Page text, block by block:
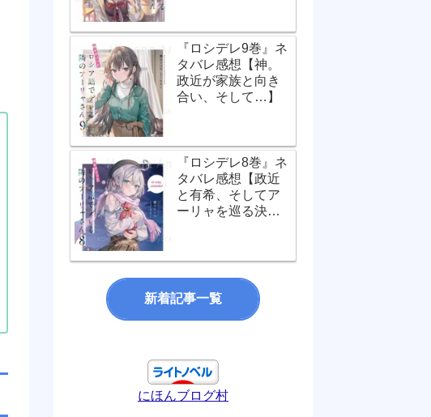
『ロシデレ9巻』ネ
タバレ感想【神。
政近が家族と向き
合い、そして…】
『ロシデレ8巻』ネ
タバレ感想【政近
と有希、そしてア
ーリャを巡る決定
新着記事一覧
にほんブログ村